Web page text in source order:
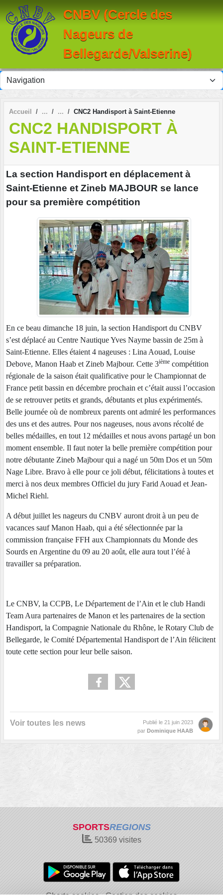
CNBV (Cercle des
Nageurs de
Bellegarde/Valserine)
Accueil CNC2 Handisport à Saint-Etienne
CNC2 HANDISPORT À
SAINT-ETIENNE
La section Handisport en déplacement à
Saint-Etienne et Zineb MAJBOUR se lance
pour sa première compétition
En ce beau dimanche 18 juin, la section Handisport du CNBV
s’est déplacé au Centre Nautique Yves Nayme bassin de 25m à
Saint-Etienne. Elles étaient 4 nageuses : Lina Aouad, Louise
Debove, Manon Haab et Zineb Majbour. Cette 3ième compétition
régionale de la saison était qualificative pour le Championnat de
France petit bassin en décembre prochain et c’était aussi l’occasion
de se retrouver petits et grands, débutants et plus expérimentés.
Belle journée où de nombreux parents ont admiré les performances
des uns et des autres. Pour nos nageuses, nous avons récolté de
belles médailles, en tout 12 médailles et nous avons partagé un bon
moment ensemble. Il faut noter la belle première compétition pour
notre débutante Zineb Majbour qui a nagé un 50m Dos et un 50m
Nage Libre. Bravo à elle pour ce joli début, félicitations à toutes et
merci à nos deux membres Officiel du jury Farid Aouad et Jean-
Michel Riehl.
A début juillet les nageurs du CNBV auront droit à un peu de
vacances sauf Manon Haab, qui a été sélectionnée par la
commission française FFH aux Championnats du Monde des
Sourds en Argentine du 09 au 20 août, elle aura tout l’été à
travailler sa préparation.
Le CNBV, la CCPB, Le Département de l’Ain et le club Handi
Team Aura partenaires de Manon et les partenaires de la section
Handisport, la Compagnie Nationale du Rhône, le Rotary Club de
Bellegarde, le Comité Départemental Handisport de l’Ain félicitent
toute cette section pour leur belle saison.
Voir toutes les news Publié le 21 juin 2023
par Dominique HAAB
SPORTSREGIONS
50369 visites
Panneau de gestion des cookies